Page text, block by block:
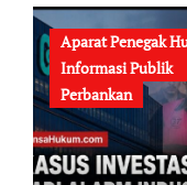
Aparat Penegak
Informasi Publik
Perbankan